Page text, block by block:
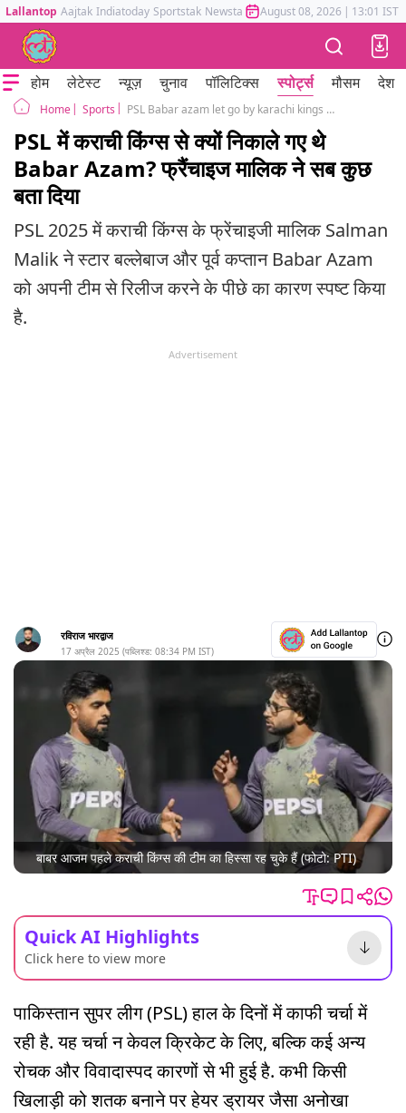
Lallantop Aajtak Indiatoday Sportstak Newstak Mumbai Tak Astrotak
August 08, 2026 | 13:01 IST
होम लेटेस्ट न्यूज़ चुनाव पॉलिटिक्स स्पोर्ट्स मौसम देश
Home Sports PSL Babar azam let go by karachi kings ego issue owner reveals before PSL 2023
PSL में कराची किंग्स से क्यों निकाले गए थे
Babar Azam? फ्रैंचाइज मालिक ने सब कुछ
बता दिया
PSL 2025 में कराची किंग्स के फ्रेंचाइजी मालिक Salman
Malik ने स्टार बल्लेबाज और पूर्व कप्तान Babar Azam
को अपनी टीम से रिलीज करने के पीछे का कारण स्पष्ट किया
है.
Advertisement
रविराज भारद्वाज
17 अप्रैल 2025 (पब्लिश्ड: 08:34 PM IST)
बाबर आजम पहले कराची किंग्स की टीम का हिस्सा रह चुके हैं (फोटो: PTI)
Quick AI Highlights
Click here to view more
पाकिस्तान सुपर लीग (PSL) हाल के दिनों में काफी चर्चा में
रही है. यह चर्चा न केवल क्रिकेट के लिए, बल्कि कई अन्य
रोचक और विवादास्पद कारणों से भी हुई है. कभी किसी
खिलाड़ी को शतक बनाने पर हेयर ड्रायर जैसा अनोखा